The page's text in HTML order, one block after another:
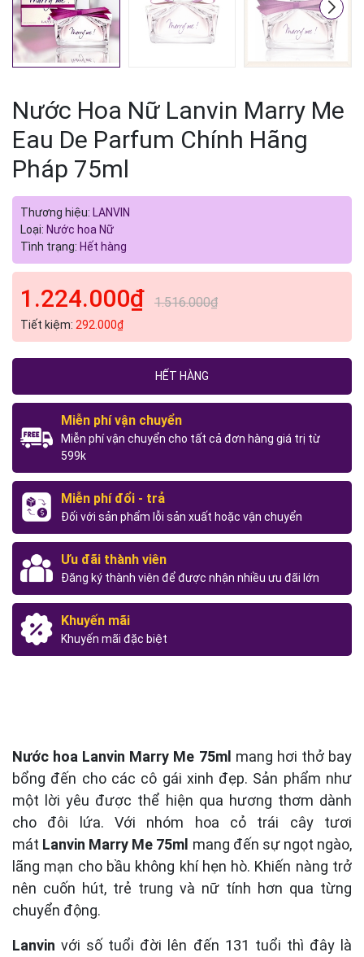
Nước Hoa Nữ Lanvin Marry Me
Eau De Parfum Chính Hãng
Pháp 75ml
Thương hiệu: LANVIN
Loại: Nước hoa Nữ
Tình trạng: Hết hàng
1.224.000₫ 1.516.000₫
Tiết kiệm: 292.000₫
HẾT HÀNG
Miễn phí vận chuyển
Miễn phí vận chuyển cho tất cả đơn hàng giá trị từ
599k
Miễn phí đổi - trả
Đối với sản phẩm lỗi sản xuất hoặc vận chuyển
Ưu đãi thành viên
Đăng ký thành viên để được nhận nhiều ưu đãi lớn
Khuyến mãi
Khuyến mãi đặc biệt
Điều kiện:
Nước hoa Lanvin Marry Me 75ml mang hơi thở bay
bổng đến cho các cô gái xinh đẹp. Sản phẩm như
một lời yêu được thể hiện qua hương thơm dành
cho đôi lứa. Với nhóm hoa cỏ trái cây tươi
mát Lanvin Marry Me 75ml mang đến sự ngọt ngào,
lãng mạn cho bầu không khí hẹn hò. Khiến nàng trở
nên cuốn hút, trẻ trung và nữ tính hơn qua từng
chuyển động.
Lanvinvới số tuổi đời lên đến 131 tuổi thì đây là